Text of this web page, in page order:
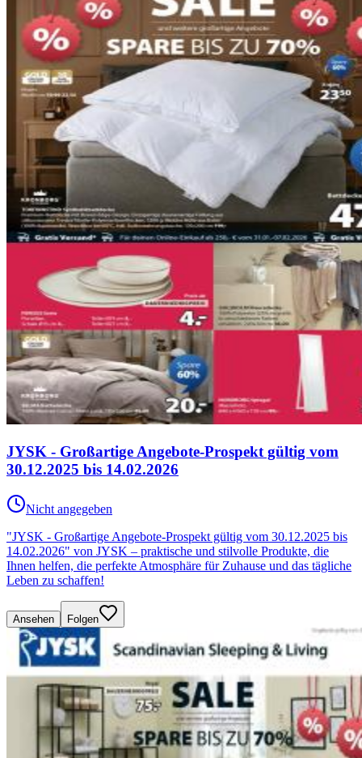
JYSK - Großartige Angebote-Prospekt gültig vom
30.12.2025 bis 14.02.2026
Nicht angegeben
"JYSK - Großartige Angebote-Prospekt gültig vom 30.12.2025 bis
14.02.2026" von JYSK – praktische und stilvolle Produkte, die
Ihnen helfen, die perfekte Atmosphäre für Zuhause und das tägliche
Leben zu schaffen!
Ansehen Folgen